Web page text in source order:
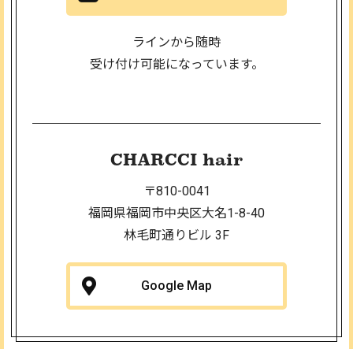
ラインから随時
受け付け可能になっています。
CHARCCI hair
〒810-0041
福岡県福岡市中央区大名1-8-40
林毛町通りビル 3F
Google Map